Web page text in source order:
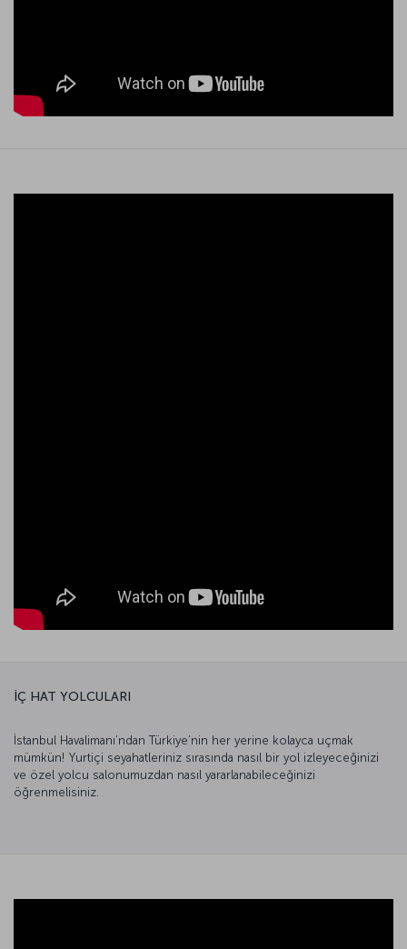
İÇ HAT YOLCULARI
İstanbul Havalimanı’ndan Türkiye’nin her yerine kolayca uçmak
mümkün! Yurtiçi seyahatleriniz sırasında nasıl bir yol izleyeceğinizi
ve özel yolcu salonumuzdan nasıl yararlanabileceğinizi
öğrenmelisiniz.